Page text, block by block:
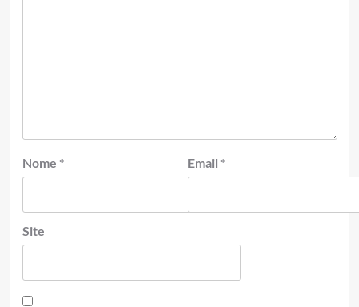
Nome * Email *
Site